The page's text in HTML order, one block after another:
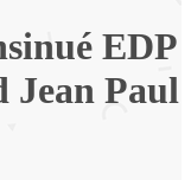
EDP
Jean Paul